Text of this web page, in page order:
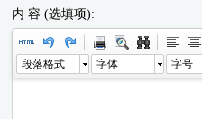
内 容 (选填项):
段落格式 字体 字号